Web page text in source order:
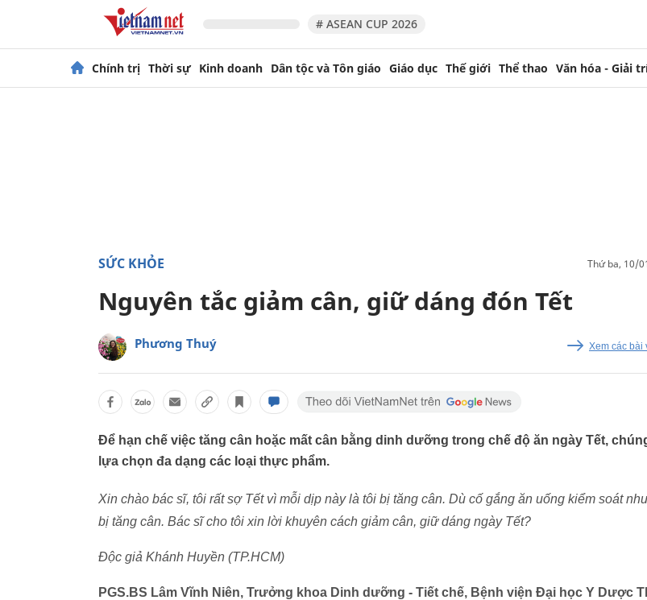
# ASEAN CUP 2026
Chính trị Thời sự Kinh doanh Dân tộc và Tôn giáo Giáo dục Thế giới Thể thao Văn hóa - Giải
SỨC KHỎE thứ ba, 10/
Nguyên tắc giảm cân, giữ dáng đón Tết
Phương Thuý Xem các bài
Để hạn chế việc tăng cân hoặc mất cân bằng dinh dưỡng trong chế độ ăn ngày Tết,
lựa chọn đa dạng các loại thực phẩm.
Xin chào bác sĩ, tôi rất sợ Tết vì mỗi dịp này là tôi bị tăng cân. Dù cố gắng ăn uống kiểm soát
bị tăng cân. Bác sĩ cho tôi xin lời khuyên cách giảm cân, giữ dáng ngày Tết?
Độc giả Khánh Huyền (TP.HCM)
PGS.BS Lâm Vĩnh Niên, Trưởng khoa Dinh dưỡng - Tiết chế, Bệnh viện Đại học Y Dược